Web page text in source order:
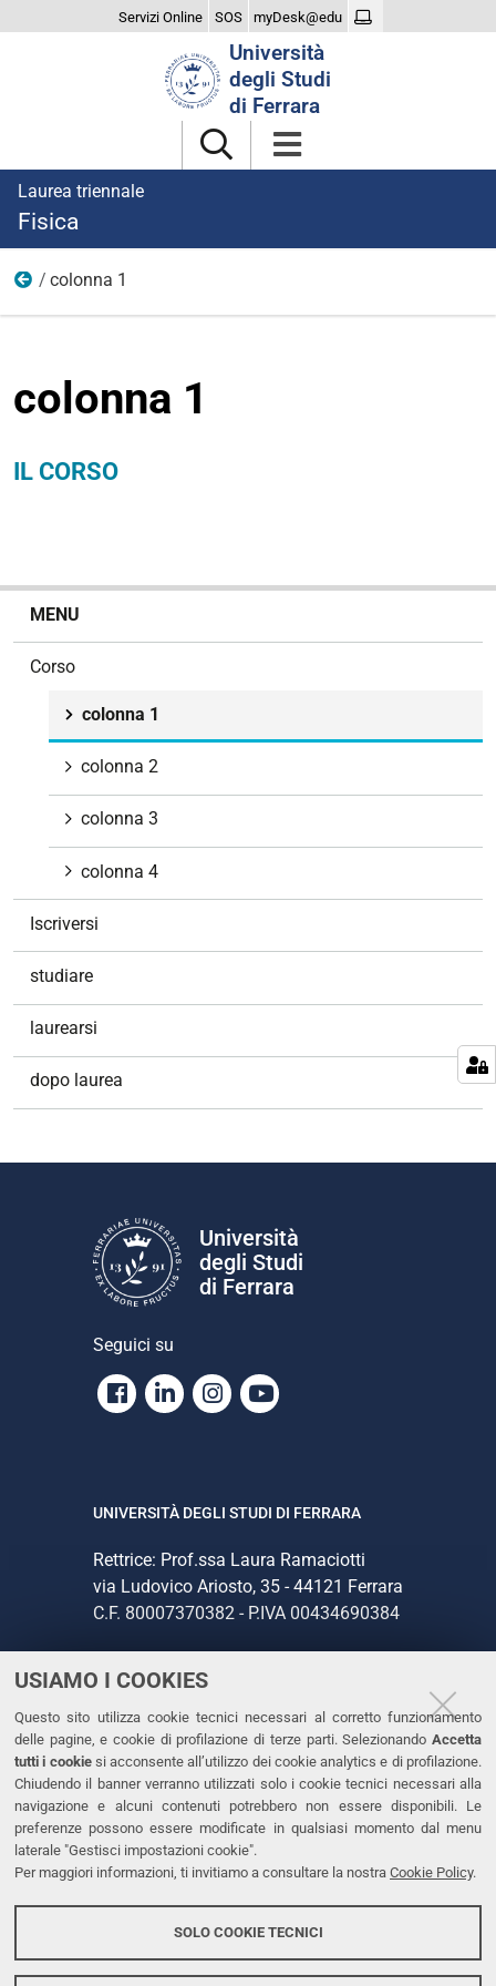
USIAMO I COOKIES
Questo sito utilizza cookie tecnici necessari al corretto funzionamento
delle pagine, e cookie di profilazione di terze parti. Selezionando Accetta
tutti i cookiesi acconsente all’utilizzo dei cookie analytics e di profilazione.
Chiudendo il banner verranno utilizzati solo i cookie tecnici necessari alla
navigazione e alcuni contenuti potrebbero non essere disponibili. Le
preferenze possono essere modificate in qualsiasi momento dal menu
laterale "Gestisci impostazioni cookie".
Per maggiori informazioni, ti invitiamo a consultare la nostra Cookie Policy.
SOLO COOKIE TECNICI
Servizi Online SOS myDesk@edu
Università
degli Studi
di Ferrara
Laurea triennale
Fisica
Corso
colonna 1
colonna 1
IL CORSO
MENU
Corso
colonna 1
colonna 2
colonna 3
colonna 4
Iscriversi
studiare
laurearsi
dopo laurea
Università
degli Studi
di Ferrara
Seguici su
Facebook
LinkedinInstagram
Youtube
UNIVERSITÀ DEGLI STUDI DI FERRARA
Rettrice: Prof.ssa Laura Ramaciotti
via Ludovico Ariosto, 35 - 44121 Ferrara
C.F. 80007370382 - P.IVA 00434690384
CONTATTI
Tel. +39 0532 293111
Fax. +39 0532 293031
PEC
LINKS
Dichiarazione di accessibilità
Protezione dati personali